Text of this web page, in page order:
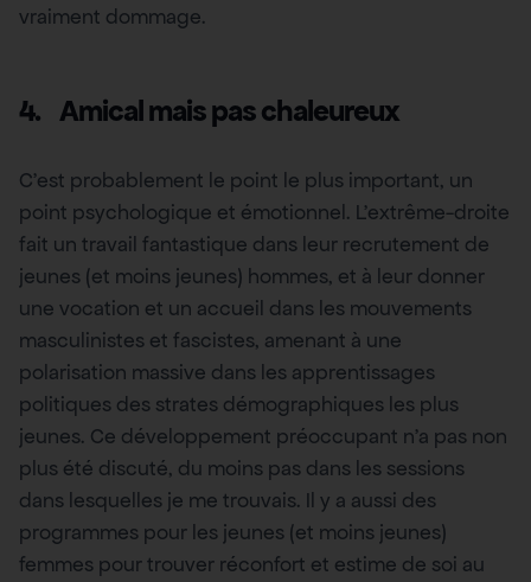
vraiment dommage.
4. Amical mais pas chaleureux
C’est probablement le point le plus important, un
point psychologique et émotionnel. L’extrême-droite
fait un travail fantastique dans leur recrutement de
jeunes (et moins jeunes) hommes, et à leur donner
une vocation et un accueil dans les mouvements
masculinistes et fascistes, amenant à une
polarisation massive dans les apprentissages
politiques des strates démographiques les plus
jeunes. Ce développement préoccupant n’a pas non
plus été discuté, du moins pas dans les sessions
dans lesquelles je me trouvais. Il y a aussi des
programmes pour les jeunes (et moins jeunes)
femmes pour trouver réconfort et estime de soi au